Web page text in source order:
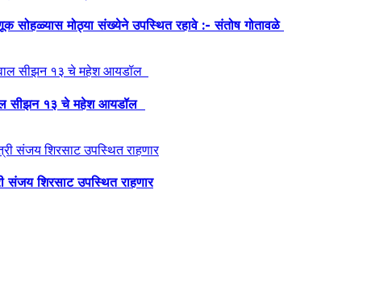
सोहळ्यास मोठ्या संख्येने उपस्थित रहावे :- संतोष गोतावळे
सीझन १३ चे महेश आयडॉल
संजय शिरसाट उपस्थित राहणार